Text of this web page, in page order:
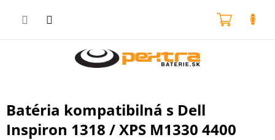
Batéria kompatibilná s Dell
Inspiron 1318 / XPS M1330 4400